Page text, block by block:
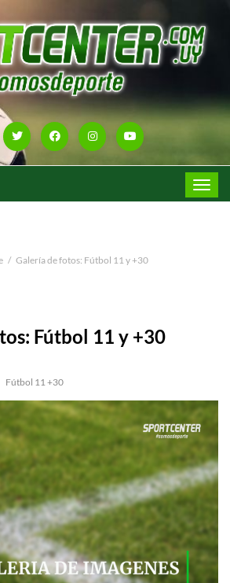
Toggle
Galería de fotos: Fútbol 11 y +30
Fútbol 11 y +30
Fútbol 11 +30